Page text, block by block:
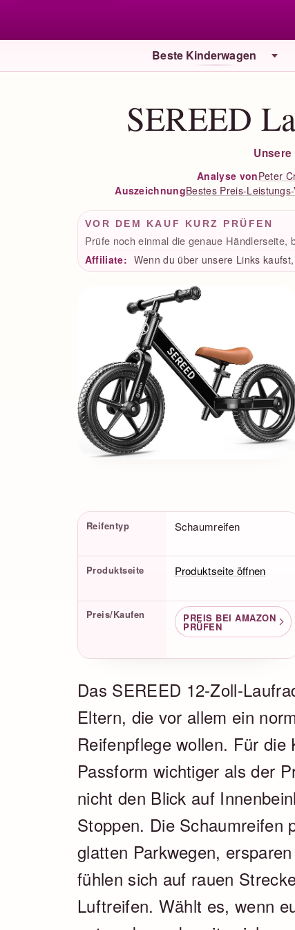
Beste Kinderwagen
SEREED
Analyse vonPeter
AuszeichnungBestes Preis-
VOR DEM KAUF KURZ PRÜFEN
Prüfe noch einmal die genaue Händlerseite,
Affiliate: Wenn du über unsere Links
Produktfakten
Reifentyp Schaumreifen
Produktseite Produktseite öffnen
Preis/Kaufen PREIS BEI AMAZON
PRÜFEN
Das SEREED 12-Zoll-
Eltern, die vor allem ein
Reifenpflege wollen. Für
Passform wichtiger als der
nicht den Blick auf
Stoppen. Die Schaumreifen
glatten Parkwegen,
fühlen sich auf rauen
Luftreifen. Wählt es, wenn